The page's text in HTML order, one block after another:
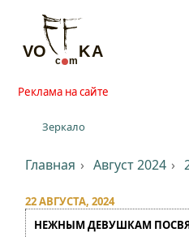
Реклама на сайте
Зеркало
Главная Август 2024
22 АВГУСТА, 2024
НЕЖНЫМ ДЕВУШКАМ